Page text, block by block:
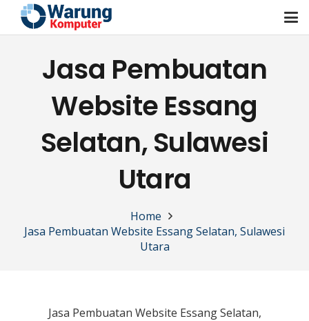
Jasa Pembuatan
Website Essang
Selatan, Sulawesi
Utara
Home
Jasa Pembuatan Website Essang Selatan, Sulawesi
Utara
Jasa Pembuatan Website Essang Selatan,